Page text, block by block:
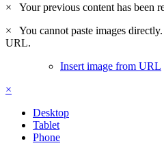
×
Your previous content has been
×
You cannot paste images
URL.
Insert image from URL
×
Desktop
Tablet
Phone